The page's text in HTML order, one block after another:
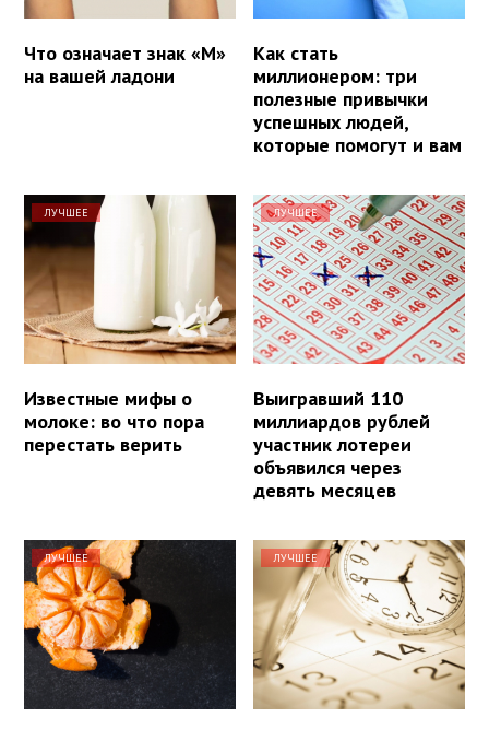
Что означает знак «М»
на вашей ладони
Как стать
миллионером: три
полезные привычки
успешных людей,
которые помогут и вам
ЛУЧШЕЕ
Известные мифы о
молоке: во что пора
перестать верить
ЛУЧШЕЕ
Выигравший 110
миллиардов рублей
участник лотереи
объявился через
девять месяцев
ЛУЧШЕЕ ЛУЧШЕЕ